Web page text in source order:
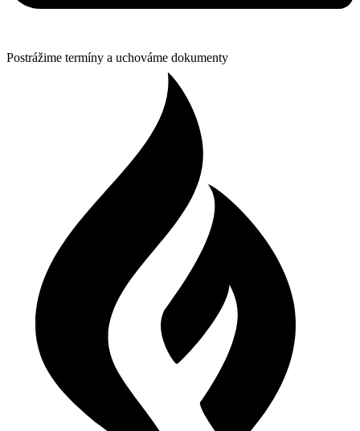
Postrážime termíny a uchováme dokumenty